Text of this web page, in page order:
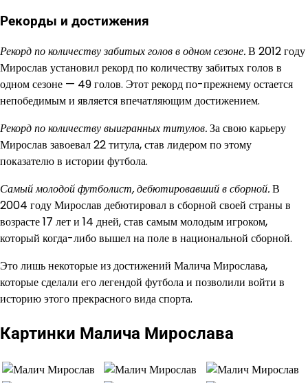
Рекорды и достижения
Рекорд по количеству забитых голов в одном сезоне.В 2012 году
Мирослав установил рекорд по количеству забитых голов в
одном сезоне — 49 голов. Этот рекорд по-прежнему остается
непобедимым и является впечатляющим достижением.
Рекорд по количеству выигранных титулов.За свою карьеру
Мирослав завоевал 22 титула, став лидером по этому
показателю в истории футбола.
Самый молодой футболист, дебютировавший в сборной.В
2004 году Мирослав дебютировал в сборной своей страны в
возрасте 17 лет и 14 дней, став самым молодым игроком,
который когда-либо вышел на поле в национальной сборной.
Это лишь некоторые из достижений Малича Мирослава,
которые сделали его легендой футбола и позволили войти в
историю этого прекрасного вида спорта.
Картинки Малича Мирослава